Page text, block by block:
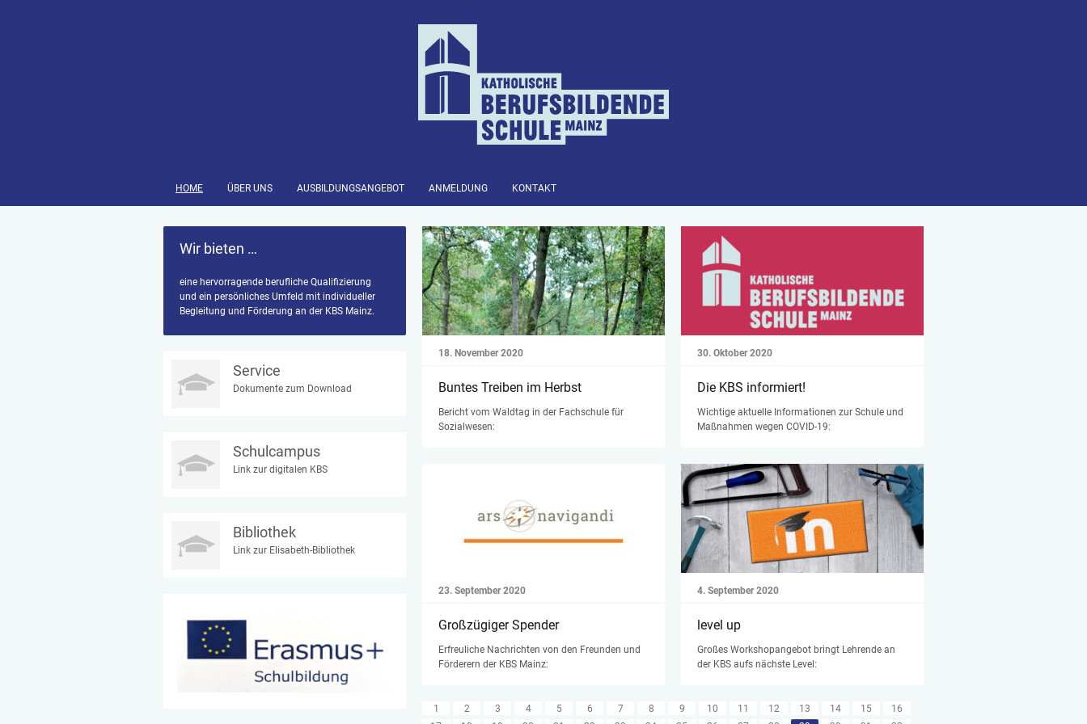
HOME ÜBER UNS AUSBILDUNGSANGEBOT ANMELDUNG KONTAKT
Wir bieten …
eine hervorragende berufliche Qualifizierung
und ein persönliches Umfeld mit individueller
Begleitung und Förderung an der KBS Mainz.
Service
Dokumente zum Download
Schulcampus
Link zur digitalen KBS
Bibliothek
Link zur Elisabeth-Bibliothek
18. November 2020
Buntes Treiben im Herbst
Bericht vom Waldtag in der Fachschule für
Sozialwesen:
30. Oktober 2020
Die KBS informiert!
Wichtige aktuelle Informationen zur Schule und
Maßnahmen wegen COVID-19:
23. September 2020
Großzügiger Spender
Erfreuliche Nachrichten von den Freunden und
Förderern der KBS Mainz:
4. September 2020
level up
Großes Workshopangebot bringt Lehrende an
der KBS aufs nächste Level:
1 2 3 4 5 6 7 8 9 10 11 12 13 14 15
16